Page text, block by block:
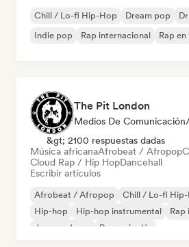
Chill / Lo-fi Hip-Hop Dream pop
Indie pop
Rap internacional Rap en
The Pit London
Medios De
&gt; 2100 respuestas dadas
Música africanaAfrobeat / Afropop
Cloud Rap / Hip HopDancehall
Escribir artículos
Afrobeat / Afropop Chill / Lo-fi
Hip-hop
Hip-hop instrumental
Rap
Jazz moderno
Rap en inglés